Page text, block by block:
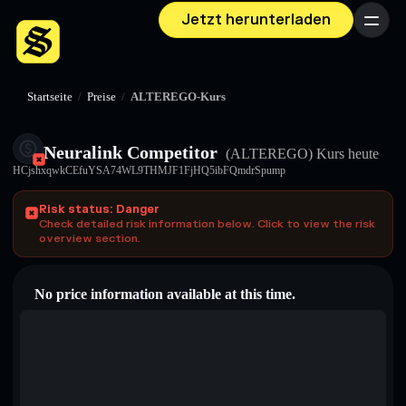
Jetzt herunterladen Menü
Startseite / Preise / ALTEREGO-Kurs
Neuralink Competitor (ALTEREGO) Kurs heute
HCjshxqwkCEfuYSA74WL9THMJF1FjHQ5ibFQmdrSpump
Risk status: Danger
Check detailed risk information below. Click to view the risk
overview section.
No price information available at this time.